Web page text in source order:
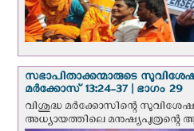
സഭാപിതാക്കന്മാരുടെ
മര്‍ക്കോസ് 13:24-37 | ഭാഗം 29
വിശുദ്ധ മര്‍ക്കോസിന്റെ
അധ്യായത്തിലെ മനുഷ്യപുത്രന്റെ